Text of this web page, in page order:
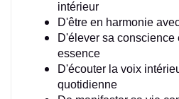
intérieur
D'être en harmonie
D'élever sa conscience
essence
D'écouter la voix
quotidienne